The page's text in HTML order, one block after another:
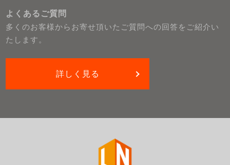
よくあるご質問
多くのお客様からお寄せ頂いたご質問への回答をご紹介い
たします。
詳しく見る